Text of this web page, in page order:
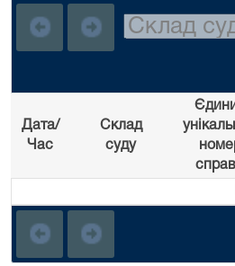
Дата/
Час
Склад
суду